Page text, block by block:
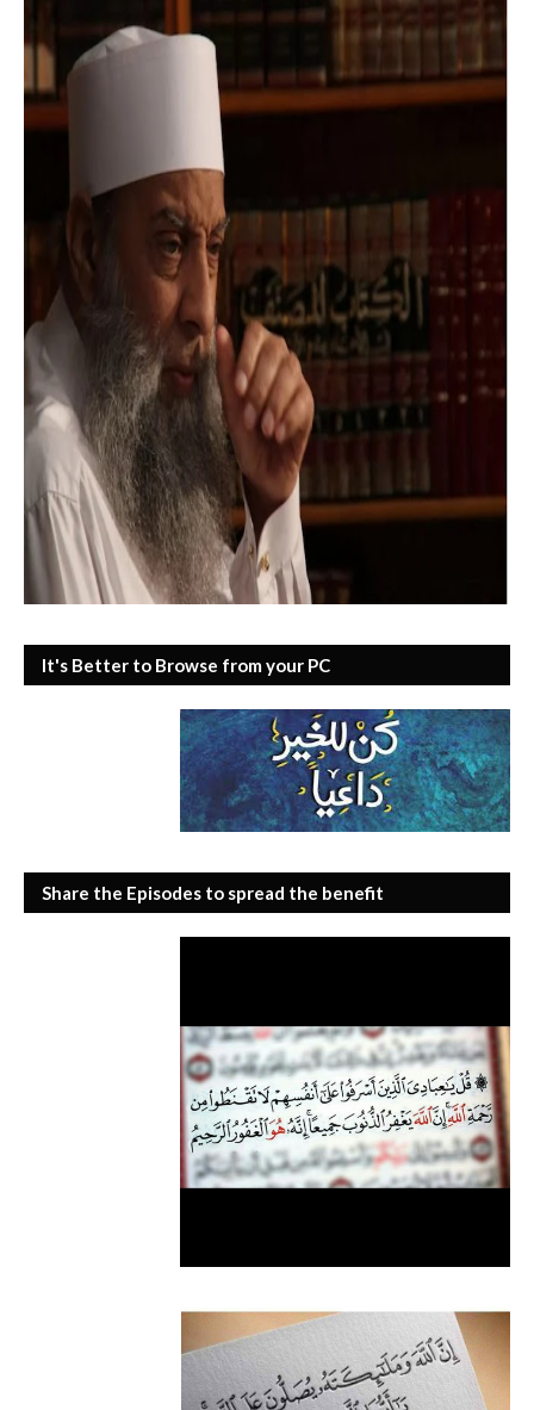
It's Better to Browse from your PC
Share the Episodes to spread the benefit